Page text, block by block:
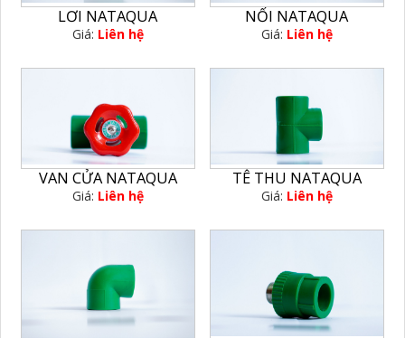
LƠI NATAQUA
Giá: Liên hệ
NỐI NATAQUA
Giá: Liên hệ
VAN CỬA NATAQUA
Giá: Liên hệ
TÊ THU NATAQUA
Giá: Liên hệ